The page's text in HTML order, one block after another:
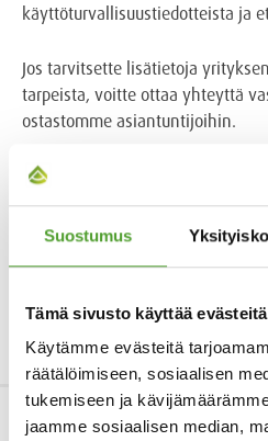
Suostumus
Tämä sivusto käyttää evästeitä
Käytämme evästeitä
räätälöimiseen, sosiaalisen
tukemiseen ja
jaamme sosiaalisen median,
käyttöturvallisuustiedotteista ja
Jos tarvitsette lisätietoja
tarpeista, voitte ottaa yhteyttä
ostastomme asiantuntijoihin.
Tagit:Kemianteollisuus